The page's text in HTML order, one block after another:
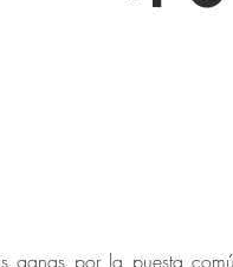
ganas por la puesta